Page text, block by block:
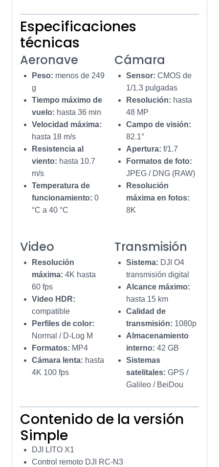
Especificaciones
técnicas
Aeronave
Peso: menos de 249
g
Tiempo máximo de
vuelo: hasta 36 min
Velocidad máxima:
hasta 18 m/s
Resistencia al
viento: hasta 10.7
m/s
Temperatura de
funcionamiento: 0
°C a 40 °C
Cámara
Sensor: CMOS de
1/1.3 pulgadas
Resolución: hasta
48 MP
Campo de visión:
82.1°
Apertura: f/1.7
Formatos de foto:
JPEG / DNG (RAW)
Resolución
máxima en fotos:
8K
Video
Resolución
máxima: 4K hasta
60 fps
Video HDR:
compatible
Perfiles de color:
Normal / D-Log M
Formatos: MP4
Cámara lenta: hasta
4K 100 fps
Transmisión
Sistema: DJI O4
transmisión digital
Alcance máximo:
hasta 15 km
Calidad de
transmisión: 1080p
Almacenamiento
interno: 42 GB
Sistemas
satelitales: GPS /
Galileo / BeiDou
Contenido de la versión
Simple
DJI LITO X1
Control remoto DJI RC-N3